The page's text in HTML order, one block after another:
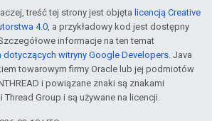
treść tej strony jest objęta licencją Creative
4.0, a przykładowy kod jest dostępny
informacje na ten temat
dotyczących witryny Google Developers. Java
towarowym firmy Oracle lub jej podmiotów
i powiązane znaki są znakami
Group i są używane na licencji.